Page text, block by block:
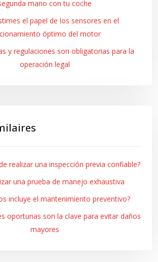
mano con tu coche
el papel de los sensores en el
óptimo del motor
y regulaciones son obligatorias para la
operación legal
realizar una inspección previa confiable?
una prueba de manejo exhaustiva
incluye el mantenimiento preventivo?
oportunas son la clave para evitar daños
mayores